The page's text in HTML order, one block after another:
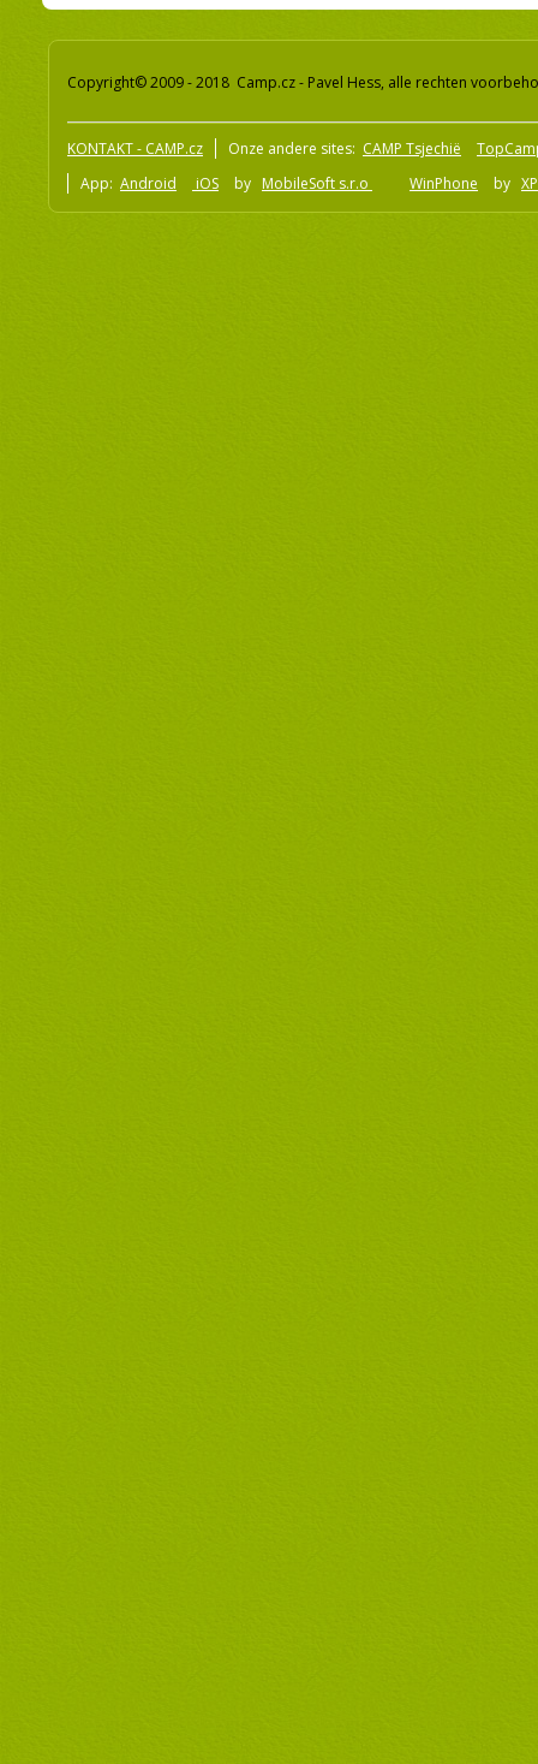
Copyright© 2009 - 2018 Camp.cz - Pavel Hess, alle rechten
KONTAKT - CAMP.cz Onze andere sites: CAMP Tsjechië
App: Android iOS by MobileSoft s.r.o WinPhone by